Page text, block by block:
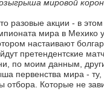
мировой
разовые акции - в
мира в
настаивают
претендентские
по моим данным,
первенства мира -
Которые не